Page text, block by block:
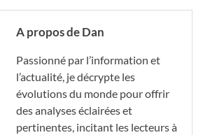
A propos de Dan
Passionné par l’information et
l’actualité, je décrypte les
évolutions du monde pour offrir
des analyses éclairées et
pertinentes, incitant les lecteurs à